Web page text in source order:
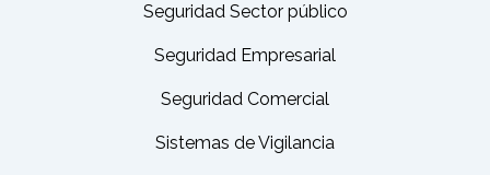
Seguridad Sector público
Seguridad Empresarial
Seguridad Comercial
Sistemas de Vigilancia